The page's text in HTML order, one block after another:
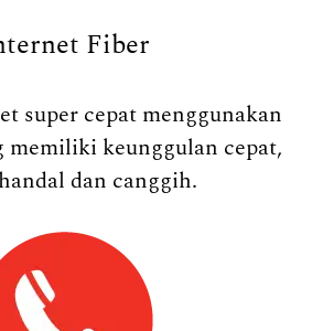
Fiber
super cepat menggunakan
keunggulan cepat,
dan canggih.